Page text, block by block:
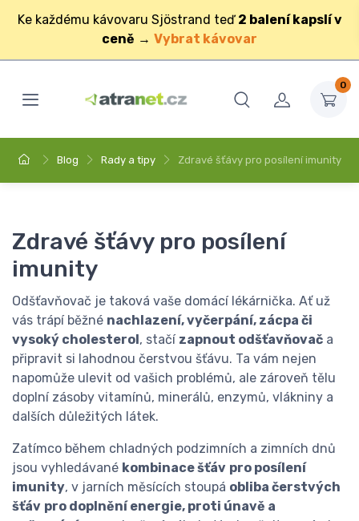
Ke každému kávovaru Sjöstrand teď 2 balení kapslí v
ceně → Vybrat kávovar
0
Blog Rady a tipy Zdravé šťávy pro posílení imunity
Zdravé šťávy pro posílení
imunity
Odšťavňovač je taková vaše domácí lékárnička. Ať už
vás trápí běžné nachlazení, vyčerpání, zácpa či
vysoký cholesterol, stačí zapnout odšťavňovač a
připravit si lahodnou čerstvou šťávu. Ta vám nejen
napomůže ulevit od vašich problémů, ale zároveň tělu
doplní zásoby vitamínů, minerálů, enzymů, vlákniny a
dalších důležitých látek.
Zatímco během chladných podzimních a zimních dnů
jsou vyhledávané kombinace šťáv pro posílení
imunity, v jarních měsících stoupá obliba čerstvých
šťáv pro doplnění energie, proti únavě a